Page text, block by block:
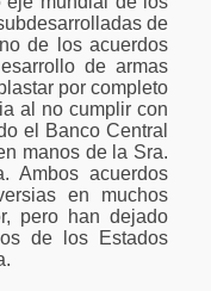
de
de los acuerdos
de armas
por completo
al no cumplir con
el Banco Central
manos de la Sra.
Ambos acuerdos
en muchos
pero han dejado
de los Estados